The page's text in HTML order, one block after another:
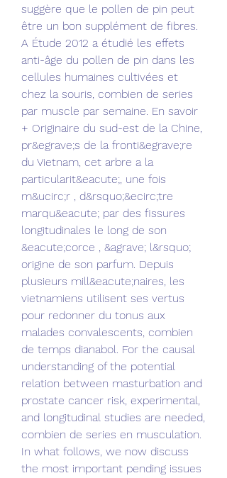
suggère que le pollen de pin peut
être un bon supplément de fibres.
A Étude 2012 a étudié les effets
anti-âge du pollen de pin dans les
cellules humaines cultivées et
chez la souris, combien de series
par muscle par semaine. En savoir
+ Originaire du sud-est de la Chine,
pr&egrave;s de la fronti&egrave;re
du Vietnam, cet arbre a la
particularit&eacute;, une fois
m&ucirc;r , d&rsquo;&ecirc;tre
marqu&eacute; par des fissures
longitudinales le long de son
&eacute;corce , &agrave; l&rsquo;
origine de son parfum. Depuis
plusieurs mill&eacute;naires, les
vietnamiens utilisent ses vertus
pour redonner du tonus aux
malades convalescents, combien
de temps dianabol. For the causal
understanding of the potential
relation between masturbation and
prostate cancer risk, experimental,
and longitudinal studies are needed,
combien de series en musculation.
In what follows, we now discuss
the most important pending issues